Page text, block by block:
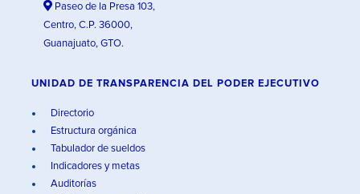
Paseo de la Presa 103,
Centro, C.P. 36000,
Guanajuato, GTO.
UNIDAD DE TRANSPARENCIA DEL PODER EJECUTIVO
Directorio
Estructura orgánica
Tabulador de sueldos
Indicadores y metas
Auditorías